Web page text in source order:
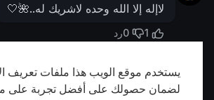
يستخدم موقع الويب هذا ملفات تعريف
لضمان حصولك على أفضل تجربة على
لاإله إلا الله وحده لاشريك له..🌺🤍
1
0رد
أظهر المزيد